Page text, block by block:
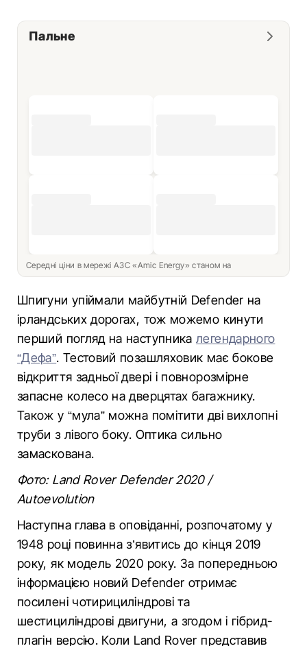
Пальне
Середні ціни в мережі АЗС «Amic Energy» станом на
Шпигуни упіймали майбутній Defender на
ірландських дорогах, тож можемо кинути
перший погляд на наступникалегендарного
“Дефа”. Тестовий позашляховик має бокове
відкриття задньої двері і повнорозмірне
запасне колесо на дверцятах багажнику.
Також у “мула” можна помітити дві вихлопні
труби з лівого боку. Оптика сильно
замаскована.
Фото: Land Rover Defender 2020 /
Аutoevolution
Наступна глава в оповіданні, розпочатому у
1948 році повинна з’явитись до кінця 2019
року, як модель 2020 року. За попередньою
інформацією новий Defender отримає
посилені чотирициліндрові та
шестициліндрові двигуни, а згодом і гібрид-
плагін версію. Коли Land Rover представив